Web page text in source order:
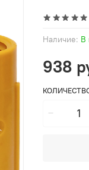
Наличие: В
938